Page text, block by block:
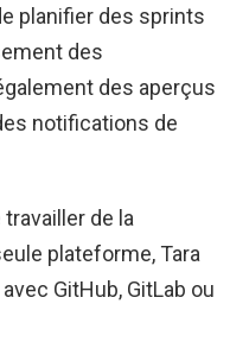
planifier des sprints
des
des aperçus
notifications de
de la
plateforme, Tara
GitHub, GitLab ou